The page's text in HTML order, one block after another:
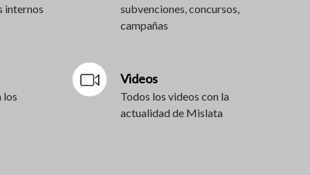
internos
subvenciones, concursos,
campañas
los
Videos
Todos los videos con la
actualidad de Mislata